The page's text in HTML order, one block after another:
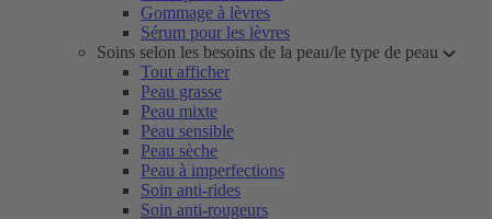
Gommage à lèvres
Sérum pour les lèvres
Soins selon les besoins de la peau/le type de peau
Tout afficher
Peau grasse
Peau mixte
Peau sensible
Peau sèche
Peau à imperfections
Soin anti-rides
Soin anti-rougeurs